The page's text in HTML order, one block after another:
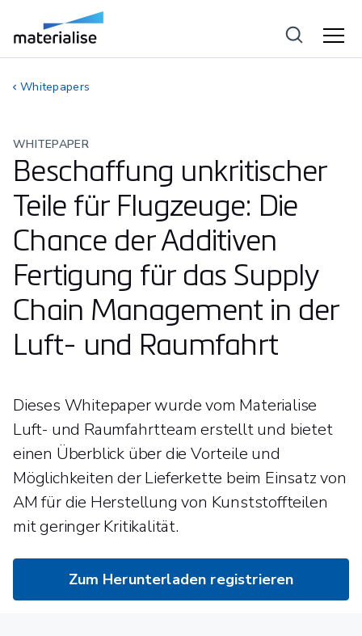
Whitepapers
WHITEPAPER
Beschaffung unkritischer
Teile für Flugzeuge: Die
Chance der Additiven
Fertigung für das Supply
Chain Management in der
Luft- und Raumfahrt
Dieses Whitepaper wurde vom Materialise
Luft- und Raumfahrtteam erstellt und bietet
einen Überblick über die Vorteile und
Möglichkeiten der Lieferkette beim Einsatz von
AM für die Herstellung von Kunststoffteilen
mit geringer Kritikalität.
Zum Herunterladen registrieren